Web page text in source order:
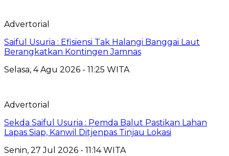
Advertorial
Saiful Usuria : Efisiensi Tak Halangi Banggai Laut
Berangkatkan Kontingen Jamnas
Selasa, 4 Agu 2026 - 11:25 WITA
Advertorial
Sekda Saiful Usuria : Pemda Balut Pastikan Lahan
Lapas Siap, Kanwil Ditjenpas Tinjau Lokasi
Senin, 27 Jul 2026 - 11:14 WITA